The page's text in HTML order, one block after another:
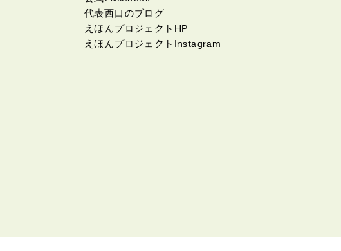
代表西口のブログ
えほんプロジェクトHP
えほんプロジェクトInstagram